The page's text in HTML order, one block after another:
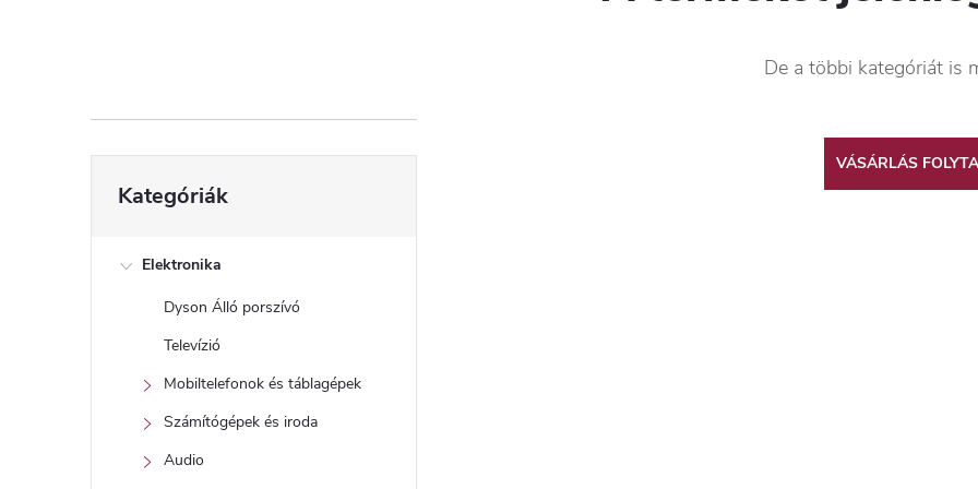
l
sátugrása
Kategóriák
Elektronika
Dyson Álló porszívó
Televízió
Mobiltelefonok és táblagépek
Számítógépek és iroda
Audio
De a többi kategóriát is
VÁSÁRLÁS